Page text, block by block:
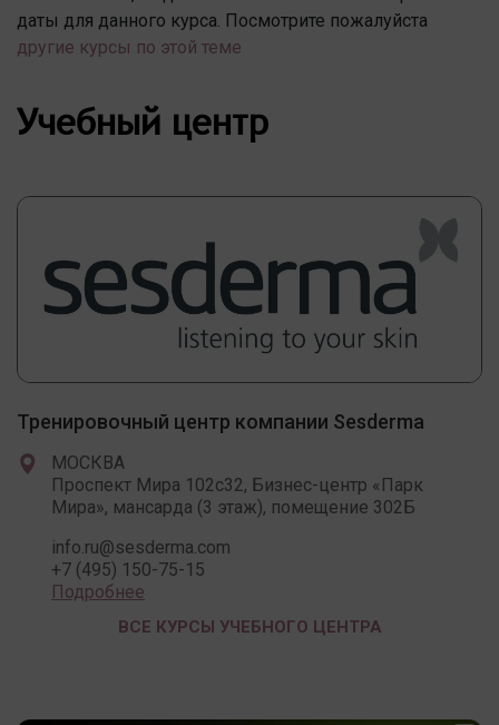
даты для данного курса. Посмотрите пожалуйста
другие курсы по этой теме
Учебный центр
Тренировочный центр компании Sesderma
МОСКВА
Проспект Мира 102c32, Бизнес-центр «Парк
Мира», мансарда (3 этаж), помещение 302Б
info.ru@sesderma.com
+7 (495) 150-75-15
Подробнее
ВСЕ КУРСЫ УЧЕБНОГО ЦЕНТРА